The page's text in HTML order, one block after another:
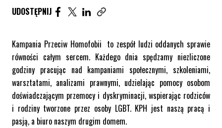
UDOSTĘPNIJ
UDOSTĘPNIJ ARTYKUŁ NA FACEBOOK. STRONA
UDOSTĘPNIJ ARTYKUŁ NA TWITTER.
UDOSTĘPNIJ ARTYKUŁ NA LINKEDIN.
Kampania Przeciw Homofobii to zespół ludzi oddanych sprawie
równości całym sercem. Każdego dnia spędzamy niezliczone
godziny pracując nad kampaniami społecznymi, szkoleniami,
warsztatami, analizami prawnymi, udzielając pomocy osobom
doświadczającym przemocy i dyskryminacji, wspierając rodziców
i rodziny tworzone przez osoby LGBT. KPH jest naszą pracą i
pasją, a biuro naszym drugim domem.